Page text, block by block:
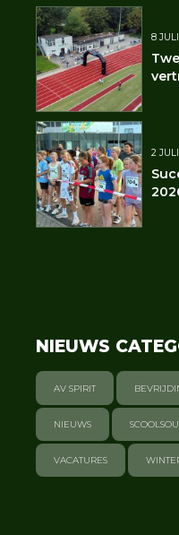
8
2
NIEUWS
AV SPIRIT
NIEUWS
VACATURES